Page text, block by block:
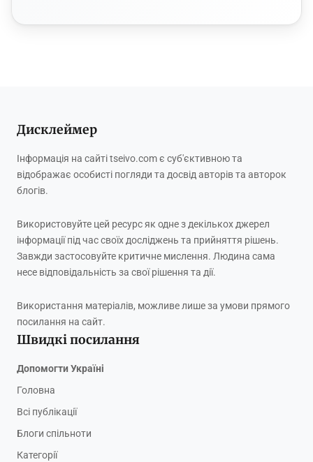
Дисклеймер
Інформація на сайті tseivo.com є суб'єктивною та
відображає особисті погляди та досвід авторів та авторок
блогів.
Використовуйте цей ресурс як одне з декількох джерел
інформації під час своїх досліджень та прийняття рішень.
Завжди застосовуйте критичне мислення. Людина сама
несе відповідальність за свої рішення та дії.
Використання матеріалів, можливе лише за умови прямого
посилання на сайт.
Швидкі посилання
Допомогти Україні
Головна
Всі публікації
Блоги спільноти
Категорії